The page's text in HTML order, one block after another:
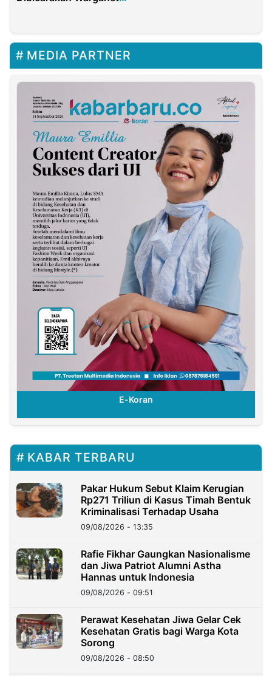
MEDIA PARTNER
E-Koran
KABAR TERBARU
Pakar Hukum Sebut Klaim Kerugian
Rp271 Triliun di Kasus Timah Bentuk
Kriminalisasi Terhadap Usaha
09/08/2026 - 13:35
Rafie Fikhar Gaungkan Nasionalisme
dan Jiwa Patriot Alumni Astha
Hannas untuk Indonesia
09/08/2026 - 09:51
Perawat Kesehatan Jiwa Gelar Cek
Kesehatan Gratis bagi Warga Kota
Sorong
09/08/2026 - 08:50